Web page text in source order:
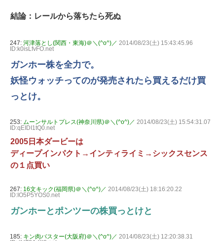
結論：レールから落ちたら死ぬ
247: 河津落とし(関西・東海)＠＼(^o^)／ 2014/08/23(土) 15:43:45.96
ID:k0isLfvFO.net
ガンホー株を全力で。
妖怪ウォッチってのが発売されたら買えるだけ買
っとけ。
253: ムーンサルトプレス(神奈川県)＠＼(^o^)／ 2014/08/23(土) 15:54:31.07
ID:qEIDI1tQ0.net
2005日本ダービーは
ディープインパクト→インティライミ→シックスセンス
の１点買い
267: 16文キック(福岡県)＠＼(^o^)／ 2014/08/23(土) 18:16:20.22
ID:IO5P5YOS0.net
ガンホーとポンツーの株買っとけと
185: キン肉バスター(大阪府)＠＼(^o^)／ 2014/08/23(土) 12:20:38.31